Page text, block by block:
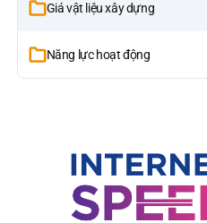
Giá vật liệu xây dựng
Năng lực hoạt động